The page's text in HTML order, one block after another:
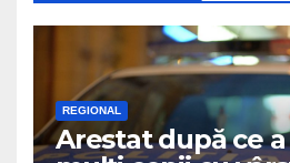
REGIONAL
Arestat după ce